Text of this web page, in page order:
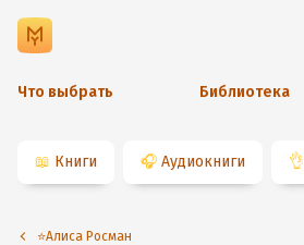
Что выбрать Библиотека
📖 Книги 🎧 Аудиокниги 👌
⭐️Алиса Росман